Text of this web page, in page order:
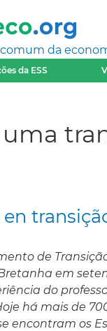
da
da ESS
en
de
em
do
há mais de
encontram os